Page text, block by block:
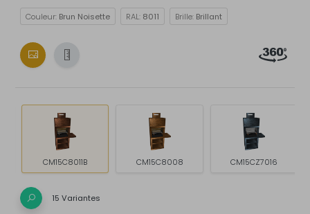
Couleur: Brun Noisette RAL: 8011 Brille: Brillant
CM15C8011B CM15C8008 CM15CZ7016
15 Variantes